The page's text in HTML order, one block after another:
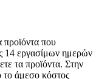
προϊόντα που
14 εργασίμων ημερών
τα προϊόντα. Στην
το άμεσο κόστος